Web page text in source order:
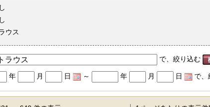
ウス
で、絞り込む
年 月 日 ～ 年 月 日 で